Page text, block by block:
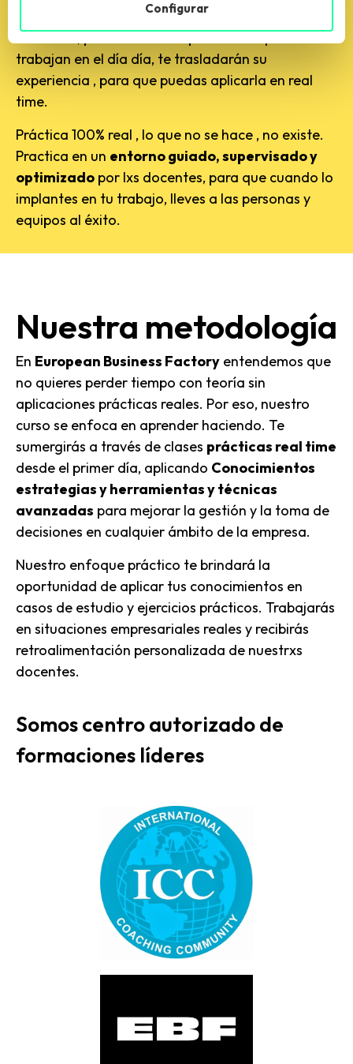
Docentes, profesionales especialistas que
trabajan en el día día, te trasladarán su
experiencia , para que puedas aplicarla en real
time.
Práctica 100% real , lo que no se hace , no existe.
Practica en un entorno guiado, supervisado y
optimizado por lxs docentes, para que cuando lo
implantes en tu trabajo, lleves a las personas y
equipos al éxito.
Nuestra metodología
En European Business Factory entendemos que
no quieres perder tiempo con teoría sin
aplicaciones prácticas reales. Por eso, nuestro
curso se enfoca en aprender haciendo. Te
sumergirás a través de clases prácticas real time
desde el primer día, aplicando Conocimientos
estrategias y herramientas y técnicas
avanzadas para mejorar la gestión y la toma de
decisiones en cualquier ámbito de la empresa.
Nuestro enfoque práctico te brindará la
oportunidad de aplicar tus conocimientos en
casos de estudio y ejercicios prácticos. Trabajarás
en situaciones empresariales reales y recibirás
retroalimentación personalizada de nuestrxs
docentes.
Somos centro autorizado de
formaciones líderes
Configurar